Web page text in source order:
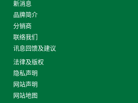
新消息
品牌简介
分销商
联络我们
讯息回馈及建议
法律及版权
隐私声明
网站声明
网站地图